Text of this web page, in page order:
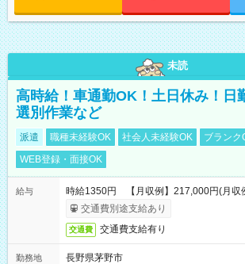
未読
高時給！車通勤OK！土日休み！日
選別作業など
派遣 職種未経験OK 社会人未経験OK
ブランク
WEB登録・面接OK
給与
時給1350円 【月収例】217,000円(月収
交通費別途支給あり
交通費 交通費支給有り
勤務地
長野県茅野市